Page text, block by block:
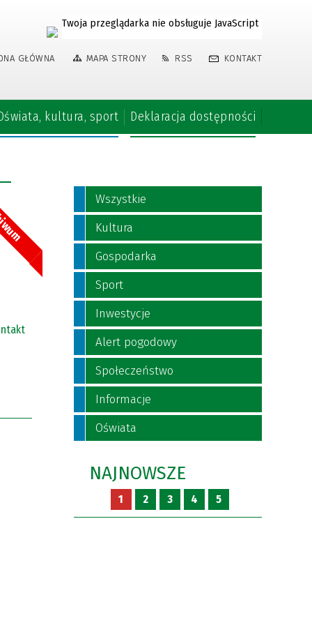
Twoja przeglądarka nie obsługuje JavaScript
GŁÓWNA MAPA STRONY RSS KONTAKT
kultura, sport Deklaracja dostępności
Wszystkie
Kultura
Gospodarka
Sport
Inwestycje
Alert pogodowy
Społeczeństwo
Informacje
Oświata
NAJNOWSZE
1 2 3 4 5